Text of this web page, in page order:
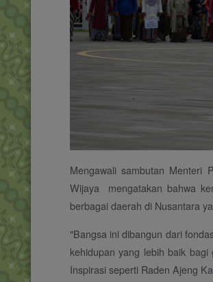
Mengawali sambutan Menteri
Wijaya mengatakan bahwa
berbagai daerah di Nusantara
"Bangsa ini dibangun dari
kehidupan yang lebih baik
Inspirasi seperti Raden Ajeng